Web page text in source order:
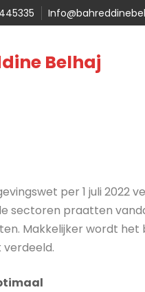
Belhaj
per 1 juli 2022
sectoren praatten
Makkelijker wordt
verdeeld.